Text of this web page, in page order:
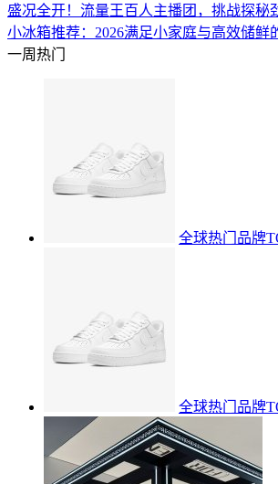
盛况全开！流量王百人主播团，挑战探秘
小冰箱推荐：2026满足小家庭与高效储鲜
一周热门
全球热门品牌
全球热门品牌